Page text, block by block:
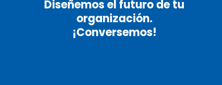
Diseñemos el futuro de tu
organización.
¡Conversemos!